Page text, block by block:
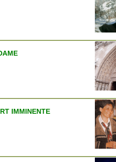
IMMINENTE